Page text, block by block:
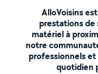
AlloVoisins
prestations de
matériel à
notre
professionnels
quotidien